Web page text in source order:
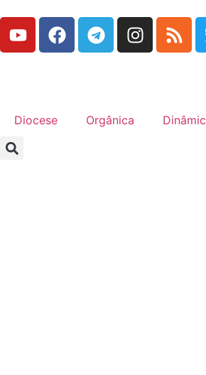
Diocese Orgânica